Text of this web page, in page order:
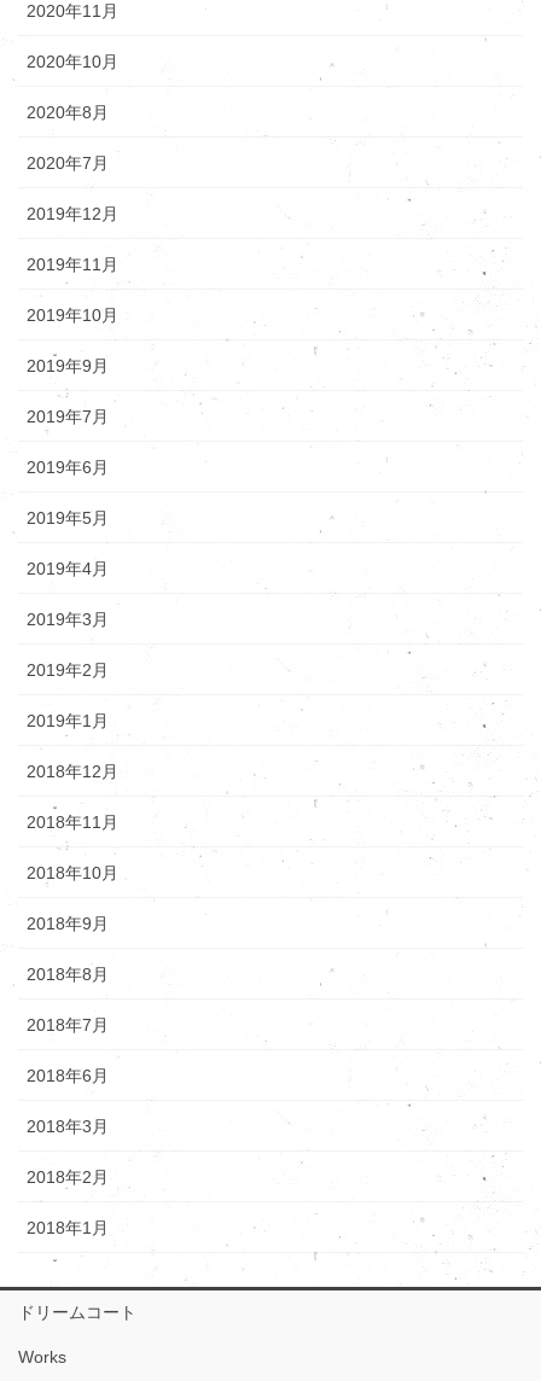
2020年11月
2020年10月
2020年8月
2020年7月
2019年12月
2019年11月
2019年10月
2019年9月
2019年7月
2019年6月
2019年5月
2019年4月
2019年3月
2019年2月
2019年1月
2018年12月
2018年11月
2018年10月
2018年9月
2018年8月
2018年7月
2018年6月
2018年3月
2018年2月
2018年1月
ドリームコート
Works